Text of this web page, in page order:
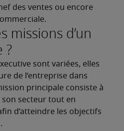
des ventes ou encore
missions d’un
?
sont variées, elles
de l’entreprise dans
principale consiste à
secteur tout en
d’atteindre les objectifs